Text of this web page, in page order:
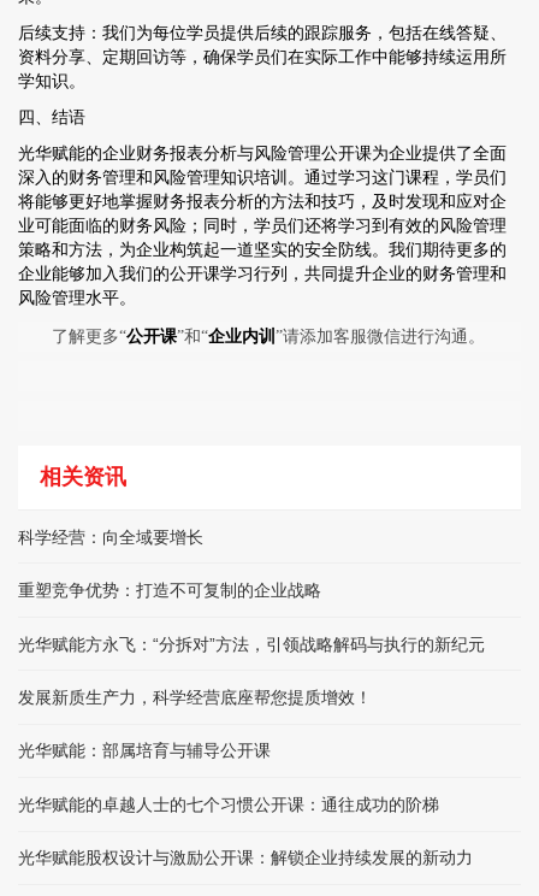
后续支持：我们为每位学员提供后续的跟踪服务，包括在线答疑、
资料分享、定期回访等，确保学员们在实际工作中能够持续运用所
学知识。
四、结语
光华赋能的企业财务报表分析与风险管理公开课为企业提供了全面
深入的财务管理和风险管理知识培训。通过学习这门课程，学员们
将能够更好地掌握财务报表分析的方法和技巧，及时发现和应对企
业可能面临的财务风险；同时，学员们还将学习到有效的风险管理
策略和方法，为企业构筑起一道坚实的安全防线。我们期待更多的
企业能够加入我们的公开课学习行列，共同提升企业的财务管理和
风险管理水平。
了解更多“公开课”和“企业内训 ”请添加客服微信进行沟通。
相关资讯
科学经营：向全域要增长
重塑竞争优势：打造不可复制的企业战略
光华赋能方永飞：“分拆对”方法，引领战略解码与执行的新纪元
发展新质生产力，科学经营底座帮您提质增效！
光华赋能：部属培育与辅导公开课
光华赋能的卓越人士的七个习惯公开课：通往成功的阶梯
光华赋能股权设计与激励公开课：解锁企业持续发展的新动力